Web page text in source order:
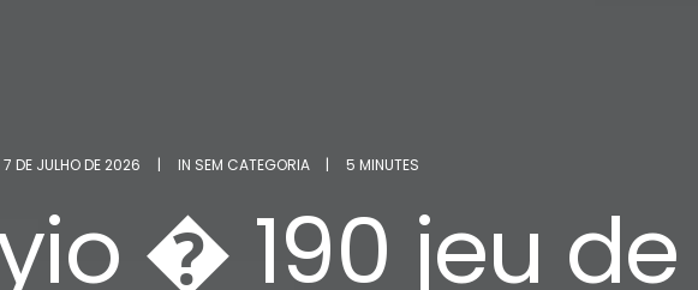
7 DE JULHO DE 2026 | IN SEM CATEGORIA | 5 MINUTES
� 190 jeu de